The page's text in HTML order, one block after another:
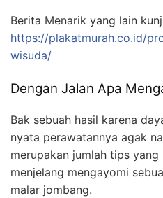
Berita Menarik yang lain
https://plakatmurah.co.id/
wisuda/
Dengan Jalan Apa
Bak sebuah hasil karena
nyata perawatannya agak
merupakan jumlah tips
menjelang mengayomi
malar jombang.